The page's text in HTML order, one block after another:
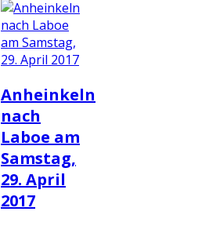
Anheinkeln
nach
Laboe am
Samstag,
29. April
2017